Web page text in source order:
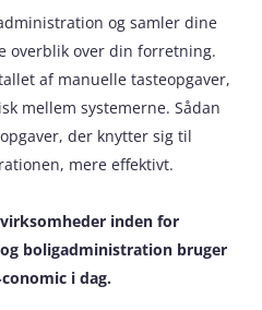
og samler dine
overblik over din forretning.
af manuelle tasteopgaver,
mellem systemerne. Sådan
der knytter sig til
mere effektivt.
inden for
boligadministration bruger
i dag.